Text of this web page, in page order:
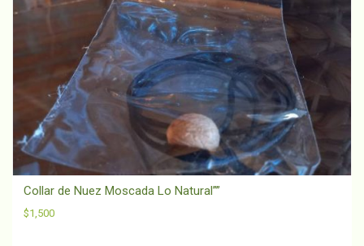
Collar de Nuez Moscada Lo Natural””
$1,500